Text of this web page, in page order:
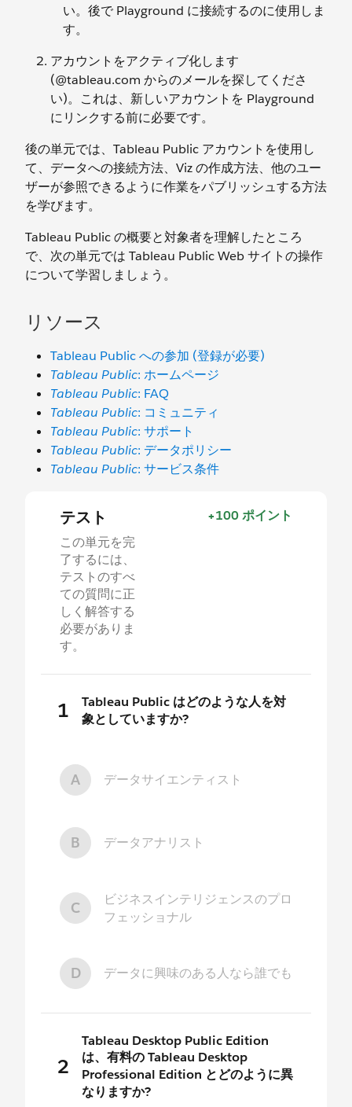
い。後で Playground に接続するのに使用しま
す。
アカウントをアクティブ化します
(@tableau.com からのメールを探してくださ
い)。これは、新しいアカウントを Playground
にリンクする前に必要です。
後の単元では、Tableau Public アカウントを使用し
て、データへの接続方法、Viz の作成方法、他のユー
ザーが参照できるように作業をパブリッシュする方法
を学びます。
Tableau Public の概要と対象者を理解したところ
で、次の単元では Tableau Public Web サイトの操作
について学習しましょう。
リソース
Tableau Public への参加 (登録が必要)
Tableau Public: ホームページ
Tableau Public: FAQ
Tableau Public: コミュニティ
Tableau Public: サポート
Tableau Public: データポリシー
Tableau Public: サービス条件